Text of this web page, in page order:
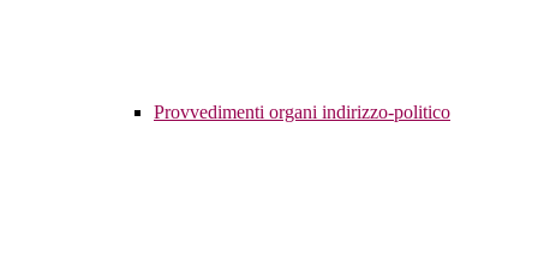
Provvedimenti organi indirizzo-politico